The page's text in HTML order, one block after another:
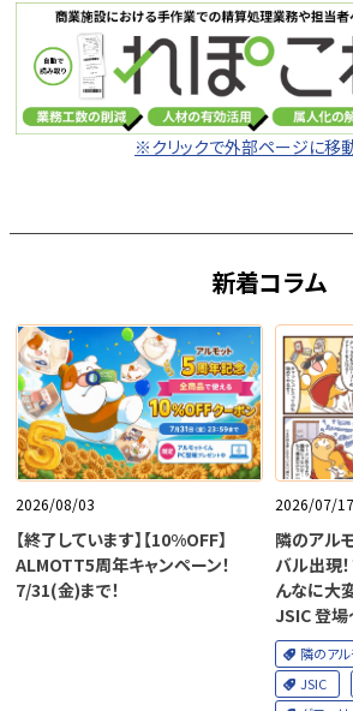
※クリックで外部ページに移
新着コラム
2026/08/03
【終了しています】【10%OFF】
ALMOTT5周年キャンペーン！
7/31(金)まで！
2026/07/17
隣のアル
バル出現！
んなに大
JSIC 登場
隣のアル
JSIC